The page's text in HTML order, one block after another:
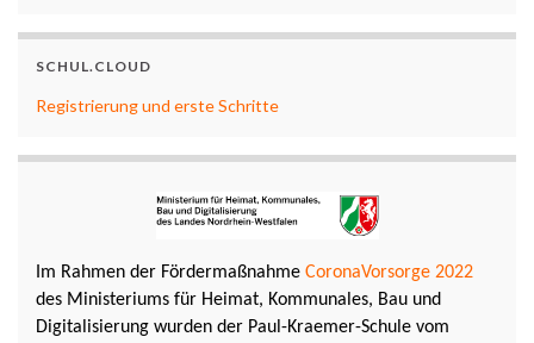
SCHUL.CLOUD
Registrierung und erste Schritte
Im Rahmen der Fördermaßnahme CoronaVorsorge 2022
des Ministeriums für Heimat, Kommunales, Bau und
Digitalisierung wurden der Paul-Kraemer-Schule vom